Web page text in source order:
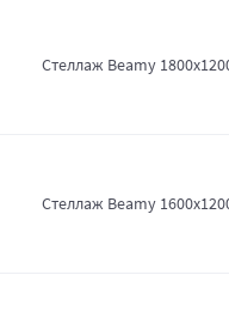
Стеллаж Beamy
Стеллаж Beamy